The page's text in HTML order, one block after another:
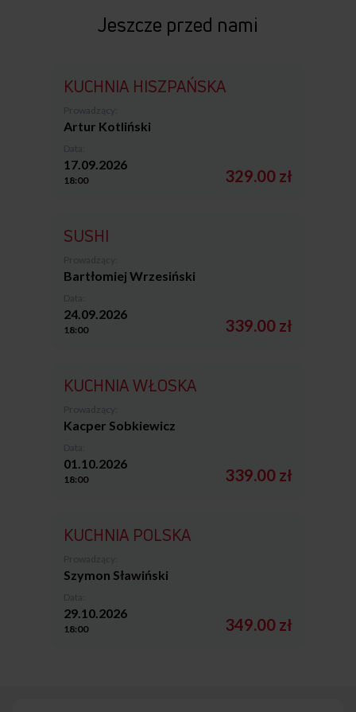
Jeszcze przed nami
KUCHNIA HISZPAŃSKA
Artur Kotliński
17.09.2026
18:00 329.00 zł
SUSHI
Bartłomiej Wrzesiński
24.09.2026
18:00 339.00 zł
KUCHNIA WŁOSKA
Kacper Sobkiewicz
01.10.2026
18:00 339.00 zł
KUCHNIA POLSKA
Szymon Sławiński
29.10.2026
18:00 349.00 zł